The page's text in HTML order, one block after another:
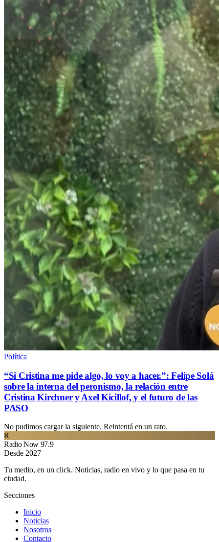
Política
“Si Cristina me pide algo, lo voy a hacer.”: Felipe Solá
sobre la interna del peronismo, la relación entre
Cristina Kirchner y Axel Kicillof, y el futuro de las
PASO
No pudimos cargar la siguiente. Reintentá en un rato.
R
Radio Now 97.9
Desde 2027
Tu medio, en un click. Noticias, radio en vivo y lo que pasa en tu
ciudad.
Secciones
Inicio
Noticias
Nosotros
Contacto